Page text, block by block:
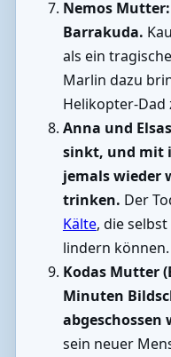
Nemos Mutter:
Barrakuda.
als ein
Marlin dazu
Helikopter-Dad
Anna und
sinkt, und mit
jemals wieder
trinken. Der
Kälte, die
lindern können.
Kodas Mutter
Minuten
abgeschossen
sein neuer